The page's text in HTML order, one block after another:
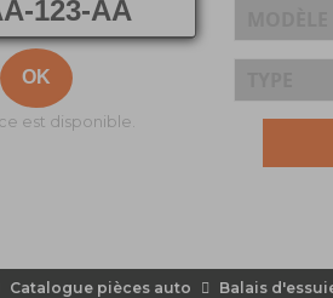
est disponible.
Catalogue pièces auto Balais